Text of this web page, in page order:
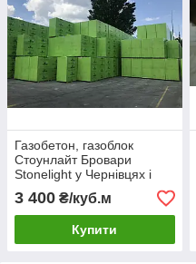
Газобетон, газоблок
Стоунлайт Бровари
Stonelight у Чернівцях і
Чернівецькій обл
3 400 ₴/куб.м
Купити